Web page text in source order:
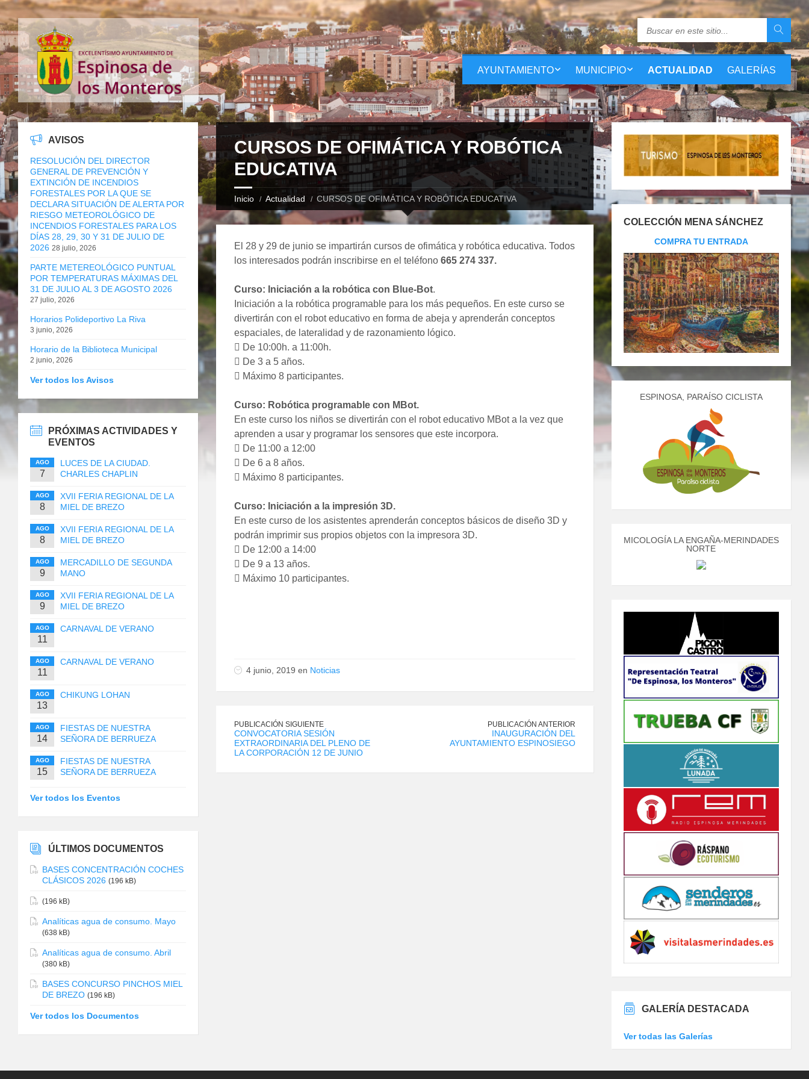
AYUNTAMIENTO MUNICIPIO ACTUALIDAD GALERÍAS
CURSOS DE OFIMÁTICA Y ROBÓTICA
EDUCATIVA
Inicio Actualidad CURSOS DE OFIMÁTICA Y ROBÓTICA EDUCATIVA
El 28 y 29 de junio se impartirán cursos de ofimática y robótica educativa. Todos
los interesados podrán inscribirse en el teléfono 665 274 337.
Curso: Iniciación a la robótica con Blue-Bot.
Iniciación a la robótica programable para los más pequeños. En este curso se
divertirán con el robot educativo en forma de abeja y aprenderán conceptos
espaciales, de lateralidad y de razonamiento lógico.
 De 10:00h. a 11:00h.
 De 3 a 5 años.
 Máximo 8 participantes.
Curso: Robótica programable con MBot.
En este curso los niños se divertirán con el robot educativo MBot a la vez que
aprenden a usar y programar los sensores que este incorpora.
 De 11:00 a 12:00
 De 6 a 8 años.
 Máximo 8 participantes.
Curso: Iniciación a la impresión 3D.
En este curso de los asistentes aprenderán conceptos básicos de diseño 3D y
podrán imprimir sus propios objetos con la impresora 3D.
 De 12:00 a 14:00
 De 9 a 13 años.
 Máximo 10 participantes.
4 junio, 2019 en Noticias
PUBLICACIÓN SIGUIENTE
CONVOCATORIA SESIÓN
EXTRAORDINARIA DEL PLENO DE
LA CORPORACIÓN 12 DE JUNIO
PUBLICACIÓN ANTERIOR
INAUGURACIÓN DEL
AYUNTAMIENTO ESPINOSIEGO
AVISOS
RESOLUCIÓN DEL DIRECTOR
GENERAL DE PREVENCIÓN Y
EXTINCIÓN DE INCENDIOS
FORESTALES POR LA QUE SE
DECLARA SITUACIÓN DE ALERTA POR
RIESGO METEOROLÓGICO DE
INCENDIOS FORESTALES PARA LOS
DÍAS 28, 29, 30 Y 31 DE JULIO DE
2026 28 julio, 2026
PARTE METEREOLÓGICO PUNTUAL
POR TEMPERATURAS MÁXIMAS DEL
31 DE JULIO AL 3 DE AGOSTO 2026
27 julio, 2026
Horarios Polideportivo La Riva
3 junio, 2026
Horario de la Biblioteca Municipal
2 junio, 2026
Ver todos los Avisos
PRÓXIMAS ACTIVIDADES Y
EVENTOS
AGO
7
LUCES DE LA CIUDAD.
CHARLES CHAPLIN
AGO
8
XVII FERIA REGIONAL DE LA
MIEL DE BREZO
AGO
8
XVII FERIA REGIONAL DE LA
MIEL DE BREZO
AGO
9
MERCADILLO DE SEGUNDA
MANO
AGO
9
XVII FERIA REGIONAL DE LA
MIEL DE BREZO
AGO
11
CARNAVAL DE VERANO
AGO
11
CARNAVAL DE VERANO
AGO
13
CHIKUNG LOHAN
AGO
14
FIESTAS DE NUESTRA
SEÑORA DE BERRUEZA
AGO
15
FIESTAS DE NUESTRA
SEÑORA DE BERRUEZA
Ver todos los Eventos
ÚLTIMOS DOCUMENTOS
BASES CONCENTRACIÓN COCHES
CLÁSICOS 2026 (196 kB)
(196 kB)
Analíticas agua de consumo. Mayo
(638 kB)
Analíticas agua de consumo. Abril
(380 kB)
BASES CONCURSO PINCHOS MIEL
DE BREZO (196 kB)
Ver todos los Documentos
COLECCIÓN MENA SÁNCHEZ
COMPRA TU ENTRADA
ESPINOSA, PARAÍSO CICLISTA
MICOLOGÍA LA ENGAÑA-MERINDADES
NORTE
GALERÍA DESTACADA
Ver todas las Galerías